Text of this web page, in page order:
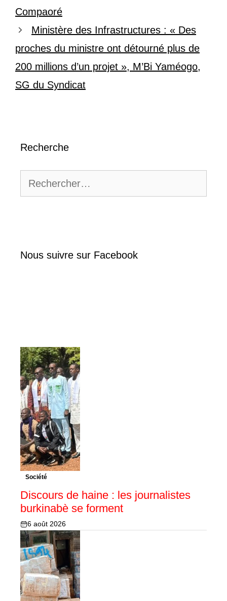
Compaoré
Ministère des Infrastructures : « Des
proches du ministre ont détourné plus de
200 millions d’un projet », M’Bi Yaméogo,
SG du Syndicat
Recherche
Nous suivre sur Facebook
Société
Discours de haine : les journalistes
burkinabè se forment
6 août 2026